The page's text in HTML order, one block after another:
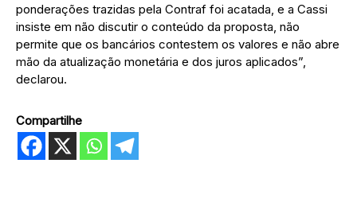
ponderações trazidas pela Contraf foi acatada, e a Cassi
insiste em não discutir o conteúdo da proposta, não
permite que os bancários contestem os valores e não abre
mão da atualização monetária e dos juros aplicados”,
declarou.
Compartilhe